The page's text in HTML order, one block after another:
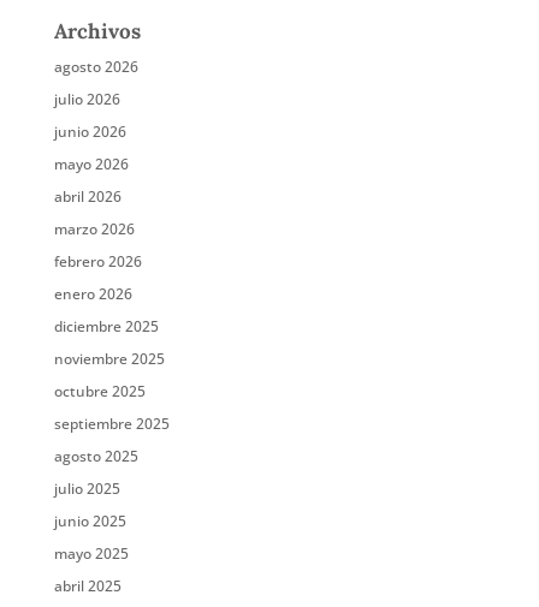
Archivos
agosto 2026
julio 2026
junio 2026
mayo 2026
abril 2026
marzo 2026
febrero 2026
enero 2026
diciembre 2025
noviembre 2025
octubre 2025
septiembre 2025
agosto 2025
julio 2025
junio 2025
mayo 2025
abril 2025